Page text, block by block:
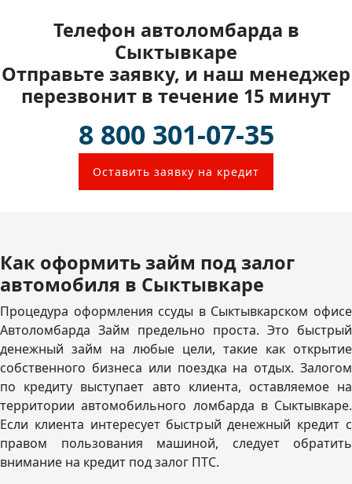
Телефон автоломбарда в
Сыктывкаре
Отправьте заявку, и наш менеджер
перезвонит в течение 15 минут
8 800 301-07-35
Оставить заявку на кредит
Как оформить займ под залог
автомобиля в Сыктывкаре
Процедура оформления ссуды в Сыктывкарском офисе
Автоломбарда Займ предельно проста. Это быстрый
денежный займ на любые цели, такие как открытие
собственного бизнеса или поездка на отдых. Залогом
по кредиту выступает авто клиента, оставляемое на
территории автомобильного ломбарда в Сыктывкаре.
Если клиента интересует быстрый денежный кредит с
правом пользования машиной, следует обратить
внимание на кредит под залог ПТС.